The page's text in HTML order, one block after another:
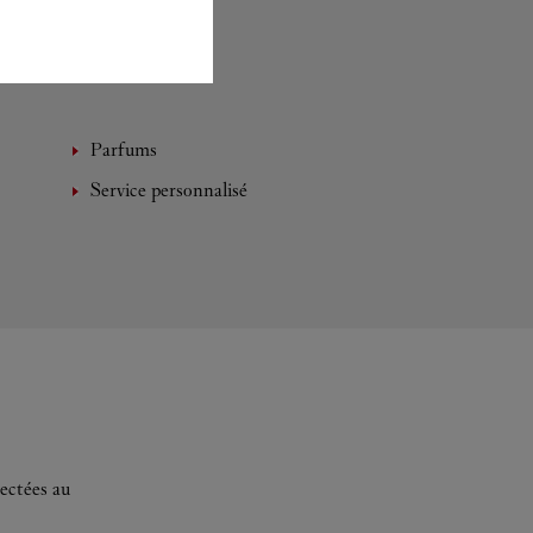
Parfums
Service personnalisé
au